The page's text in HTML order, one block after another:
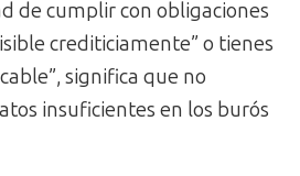
de cumplir con obligaciones
crediticiamente” o tienes
significa que no
insuficientes en los burós